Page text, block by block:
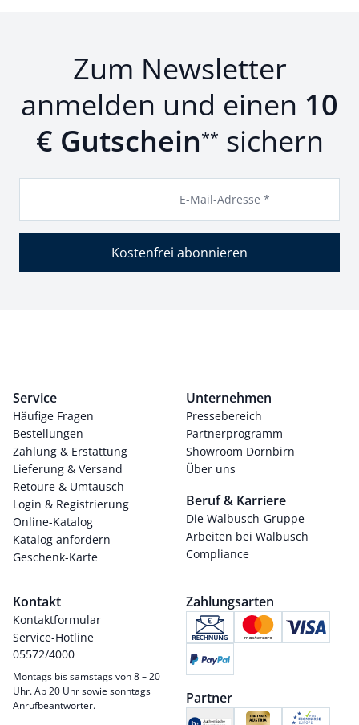
Zum Newsletter
anmelden und einen 10
€ Gutschein** sichern
E-Mail-Adresse *
Kostenfrei abonnieren
Service
Häufige Fragen
Bestellungen
Zahlung & Erstattung
Lieferung & Versand
Retoure & Umtausch
Login & Registrierung
Online-Katalog
Katalog anfordern
Geschenk-Karte
Unternehmen
Pressebereich
Partnerprogramm
Showroom Dornbirn
Über uns
Beruf & Karriere
Die Walbusch-Gruppe
Arbeiten bei Walbusch
Compliance
Kontakt
Kontaktformular
Service-Hotline
05572/4000
Montags bis samstags von 8 – 20
Uhr. Ab 20 Uhr sowie sonntags
Anrufbeantworter.
Zahlungsarten
Partner